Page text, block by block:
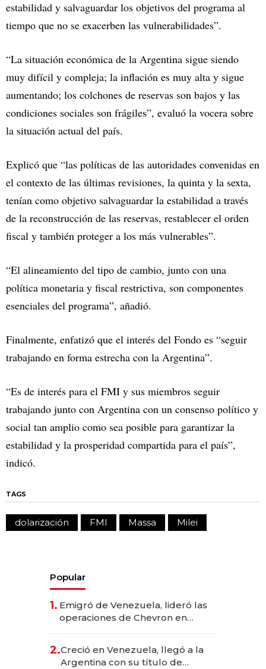
estabilidad y salvaguardar los objetivos del programa al
tiempo que no se exacerben las vulnerabilidades”.
“La situación económica de la Argentina sigue siendo
muy difícil y compleja; la inflación es muy alta y sigue
aumentando; los colchones de reservas son bajos y las
condiciones sociales son frágiles”, evaluó la vocera sobre
la situación actual del país.
Explicó que “las políticas de las autoridades convenidas en
el contexto de las últimas revisiones, la quinta y la sexta,
tenían como objetivo salvaguardar la estabilidad a través
de la reconstrucción de las reservas, restablecer el orden
fiscal y también proteger a los más vulnerables”.
“El alineamiento del tipo de cambio, junto con una
política monetaria y fiscal restrictiva, son componentes
esenciales del programa”, añadió.
Finalmente, enfatizó que el interés del Fondo es “seguir
trabajando en forma estrecha con la Argentina”.
“Es de interés para el FMI y sus miembros seguir
trabajando junto con Argentina con un consenso político y
social tan amplio como sea posible para garantizar la
estabilidad y la prosperidad compartida para el país”,
indicó.
TAGS
dolarización FMI Massa Milei
Popular
1. Emigró de Venezuela, lideró las
operaciones de Chevron en
2.Creció en Venezuela, llegó a la
Argentina con su título de